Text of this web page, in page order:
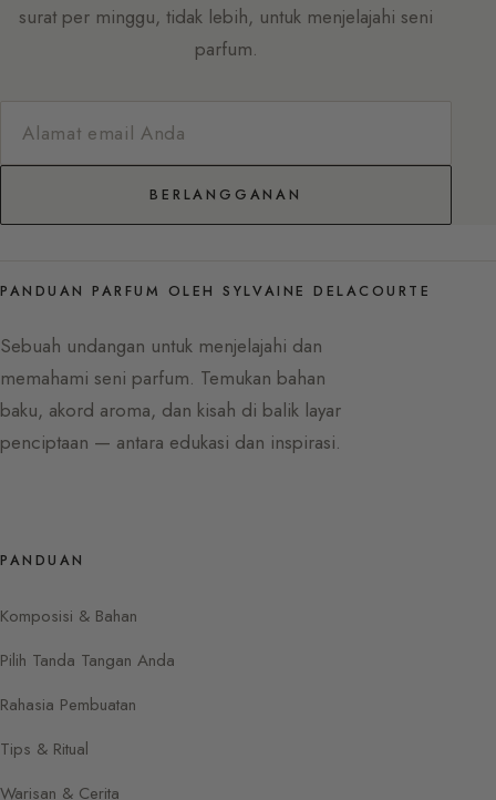
surat per minggu, tidak lebih, untuk menjelajahi seni
parfum.
BERLANGGANAN
PANDUAN PARFUM OLEH SYLVAINE DELACOURTE
Sebuah undangan untuk menjelajahi dan
memahami seni parfum. Temukan bahan
baku, akord aroma, dan kisah di balik layar
penciptaan — antara edukasi dan inspirasi.
PANDUAN
Komposisi & Bahan
Pilih Tanda Tangan Anda
Rahasia Pembuatan
Tips & Ritual
Warisan & Cerita